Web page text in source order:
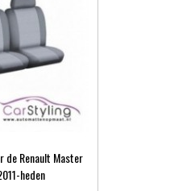
de Renault Master
heden